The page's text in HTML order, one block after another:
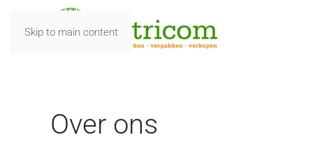
Skip to main content
Over ons